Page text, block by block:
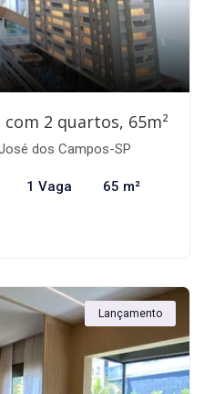
2 quartos, 65m²
dos Campos-SP
1 Vaga 65 m²
Lançamento